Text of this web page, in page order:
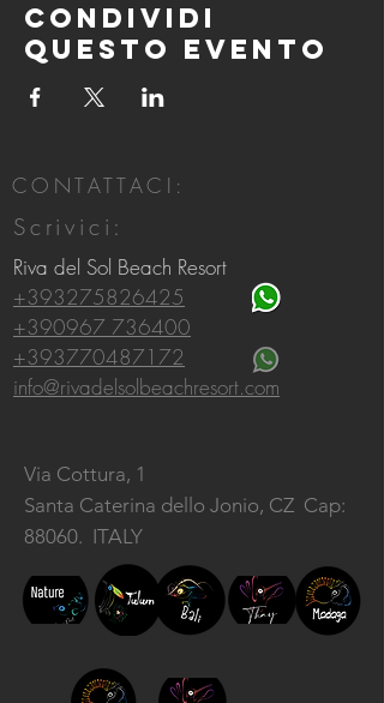
Condividi
questo evento
CONTATTACI:
Scrivici:
Riva del Sol Beach Resort
+393275826425
+390967 736400
+393770487172
info@rivadelsolbeachresort.com
Via Cottura, 1
Santa Caterina dello Jonio, CZ Cap:
88060. ITALY